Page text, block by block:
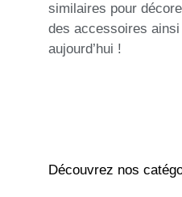
similaires pour
des accessoires
aujourd’hui !
Découvrez nos